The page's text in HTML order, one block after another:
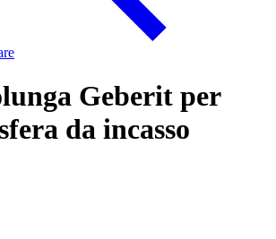
Geberit per
da incasso